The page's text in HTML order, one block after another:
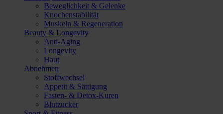
Beweglichkeit & Gelenke
Knochenstabilität
Muskeln & Regeneration
Beauty & Longevity
Anti-Aging
Longevity
Haut
Abnehmen
Stoffwechsel
Appetit & Sättigung
Fasten- & Detox-Kuren
Blutzucker